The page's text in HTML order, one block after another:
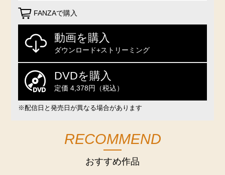
FANZAで購入
動画を購入
ダウンロード+ストリーミング
DVDを購入
定価 4,378円（税込）
※配信日と発売日が異なる場合があります
RECOMMEND
おすすめ作品